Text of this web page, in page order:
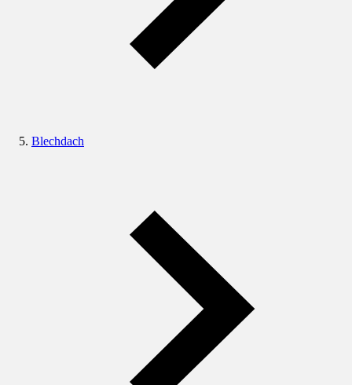
Blechdach